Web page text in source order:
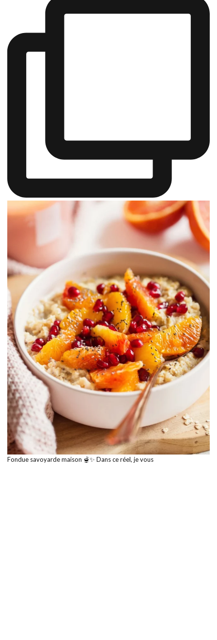
Fondue savoyarde maison 🫕✨ Dans ce réel, je vous